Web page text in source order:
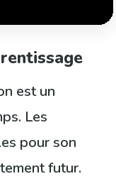
est un
Les
pour son
futur.